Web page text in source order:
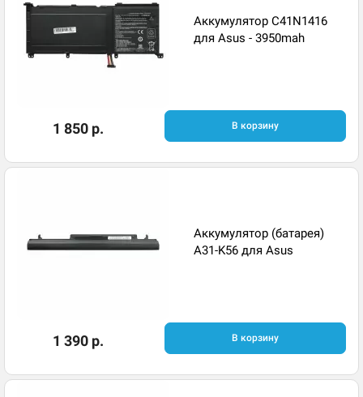
Аккумулятор C41N1416
для Asus - 3950mah
1 850 р. В корзину
Аккумулятор (батарея)
A31-K56 для Asus
1 390 р. В корзину